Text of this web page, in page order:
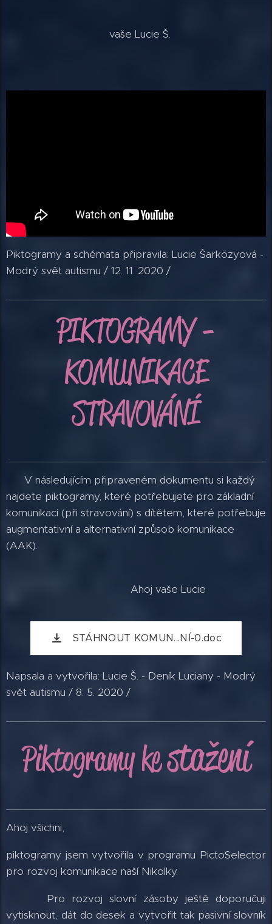
vaše Lucie Š.
Piktogramy a schémata připravila: Lucie Šarközyová -
Modrý svět autismu / 12. 11. 2020 /
PIKTOGRAMY-
KOMUNIKACE
STRAVOVÁNÍ
V následujícím připraveném dokumentu si každý
najdete piktogramy, které potřebujete pro základní
komunikaci (při stravování) s dítětem, které potřebuje
augmentativní a alternativní způsob komunikace
(AAK).
Ahoj vaše Lucie
STÁHNOUT KOMUN...NÍ-0.doc
Napsala a vytvořila: Lucie Š. - Deník Luciany - Modrý
svět autismu / 8. 5. 2020 /
Piktogramykestažení
Ahoj všichni,
piktogramy jsem vytvořila v programu PictoSelector
pro rozvoj komunikace naší Nikolky.
Pro rozvoj slovní zásoby ještě doporučuji
vytisknout, dát do desek a vytvořit tak pasivní slovník